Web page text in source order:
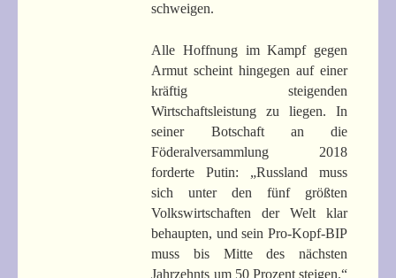
schweigen.
Alle Hoffnung im Kampf gegen
Armut scheint hingegen auf einer
kräftig steigenden
Wirtschaftsleistung zu liegen. In
seiner Botschaft an die
Föderalversammlung 2018
forderte Putin: „Russland muss
sich unter den fünf größten
Volkswirtschaften der Welt klar
behaupten, und sein Pro-Kopf-BIP
muss bis Mitte des nächsten
Jahrzehnts um 50 Prozent steigen.“